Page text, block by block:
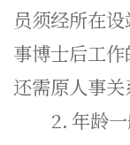
员须经所在
事博士后工
还需原人事关
2. 年龄